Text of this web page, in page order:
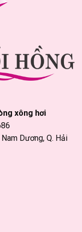
xông hơi
Dương, Q. Hải